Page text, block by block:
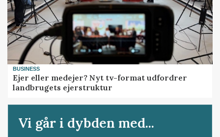
BUSINESS
Ejer eller medejer? Nyt tv-format udfordrer
landbrugets ejerstruktur
Vi går i dybden med...